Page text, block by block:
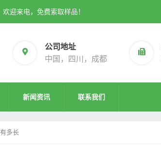
迎来电，免费索取样品！
公司地址
中国，四川，成都
新闻资讯 联系我们
多长